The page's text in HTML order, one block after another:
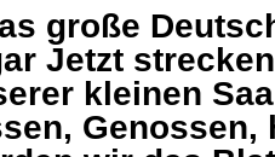
große
Jetzt
kleinen
Genossen,